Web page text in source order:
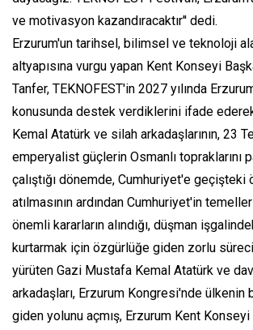
ve motivasyon kazandıracaktır'' dedi.
Erzurum'un tarihsel, bilimsel ve teknoloji
altyapısına vurgu yapan Kent Konseyi
Tanfer, TEKNOFEST'in 2027 yılında
konusunda destek verdiklerini ifade
Kemal Atatürk ve silah arkadaşlarının, 23
emperyalist güçlerin Osmanlı topraklarını
çalıştığı dönemde, Cumhuriyet'e geçişteki
atılmasının ardından Cumhuriyet'in
önemli kararların alındığı, düşman
kurtarmak için özgürlüğe giden zorlu
yürüten Gazi Mustafa Kemal Atatürk ve
arkadaşları, Erzurum Kongresi'nde ülkenin
giden yolunu açmış, Erzurum Kent Konseyi